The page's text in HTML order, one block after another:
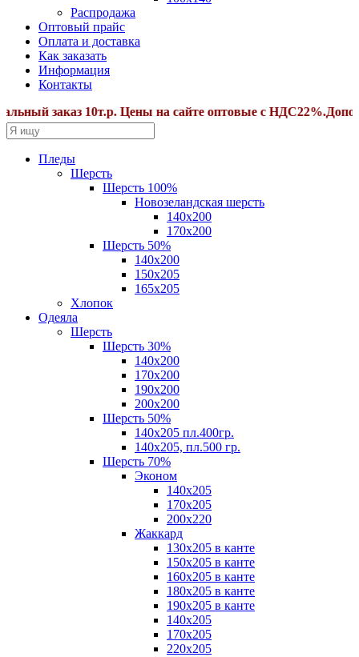
Распродажа
Оптовый прайс
Оплата и доставка
Как заказать
Информация
Контакты
заказ 10т.р. Цены на сайте оптовые с
Пледы
Шерсть
Шерсть 100%
Новозеландская шерсть
140х200
170x200
Шерсть 50%
140x200
150х205
165х205
Хлопок
Одеяла
Шерсть
Шерсть 30%
140х200
170х200
190х200
200х200
Шерсть 50%
140х205 пл.400гр.
140х205, пл.500 гр.
Шерсть 70%
Эконом
140х205
170х205
200х220
Жаккард
130х205 в канте
150х205 в канте
160х205 в канте
180х205 в канте
190х205 в канте
140х205
170х205
220х205